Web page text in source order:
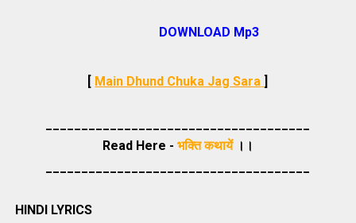
DOWNLOAD Mp3
[ Main Dhund Chuka Jag Sara ]
Read Here - भक्ति कथायें।।
HINDI LYRICS